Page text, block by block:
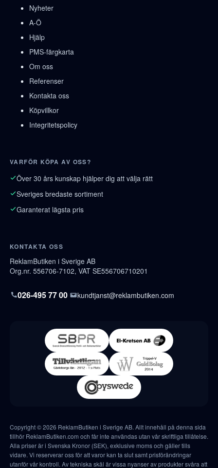
Nyheter
A-Ö
Hjälp
PMS-färgkarta
Om oss
Referenser
Kontakta oss
Köpvillkor
Integritetspolicy
VARFÖR KÖPA AV OSS?
Över 30 års kunskap hjälper dig att välja rätt
Sveriges bredaste sortiment
Garanterat lägsta pris
KONTAKTA OSS
ReklamButiken i Sverige AB
Org.nr. 556706-7102, VAT SE556706710201
026-495 77 00 kundtjanst@reklambutiken.com
Copyright © 2026 ReklamButiken i Sverige AB. Allt innehåll på denna sida
tillhör ReklamButiken.com och får inte användas utan vår skriftliga tillåtelse.
Alla priser är i Svenska Kronor (SEK), exklusive moms och gäller tills
vidare. Vi reserverar oss för att varor kan ta slut samt prisförändringar
utanför vår kontroll. Av tekniska skäl är vissa nyanser av produkter svåra att